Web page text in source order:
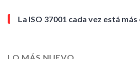
La ISO 37001 cada vez está más